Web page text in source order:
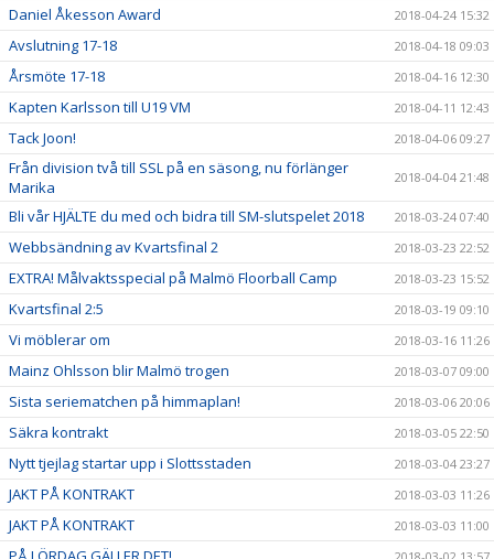
Daniel Åkesson Award 2018-04-24 15:32
Avslutning 17-18 2018-04-18 09:03
Årsmöte 17-18 2018-04-16 12:30
Kapten Karlsson till U19 VM 2018-04-11 12:43
Tack Joon! 2018-04-06 09:27
Från division två till SSL på en säsong, nu förlänger
Marika
2018-04-04 21:48
Bli vår HJÄLTE du med och bidra till SM-slutspelet 2018 2018-03-24 07:40
Webbsändning av Kvartsfinal 2 2018-03-23 22:52
EXTRA! Målvaktsspecial på Malmö Floorball Camp 2018-03-23 15:52
Kvartsfinal 2:5 2018-03-19 09:10
Vi möblerar om 2018-03-16 11:26
Mainz Ohlsson blir Malmö trogen 2018-03-07 09:00
Sista seriematchen på himmaplan! 2018-03-06 20:06
Säkra kontrakt 2018-03-05 22:50
Nytt tjejlag startar upp i Slottsstaden 2018-03-04 23:27
JAKT PÅ KONTRAKT 2018-03-03 11:26
JAKT PÅ KONTRAKT 2018-03-03 11:00